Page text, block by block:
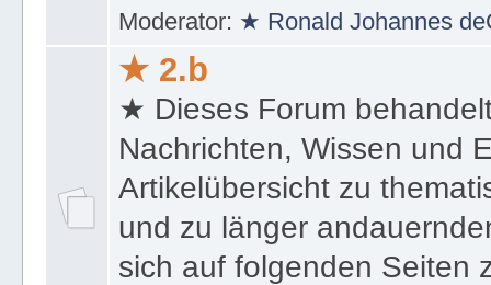
Moderator: ★ Ronald Johannes
★ 2.b
★ Dieses Forum
Nachrichten, Wissen und
Artikelübersicht zu
und zu länger
sich auf folgenden Seiten